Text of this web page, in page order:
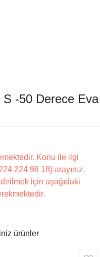
-50 Derece Eva
Konu ile ilgi
224 98 18) arayınız.
için aşağıdaki
ürünler